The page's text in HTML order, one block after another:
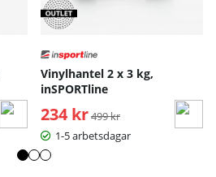
Vinylhantel 2 x 3 kg,
inSPORTline
234 kr Ordinarie pris:
499 kr
1-5 arbetsdagar